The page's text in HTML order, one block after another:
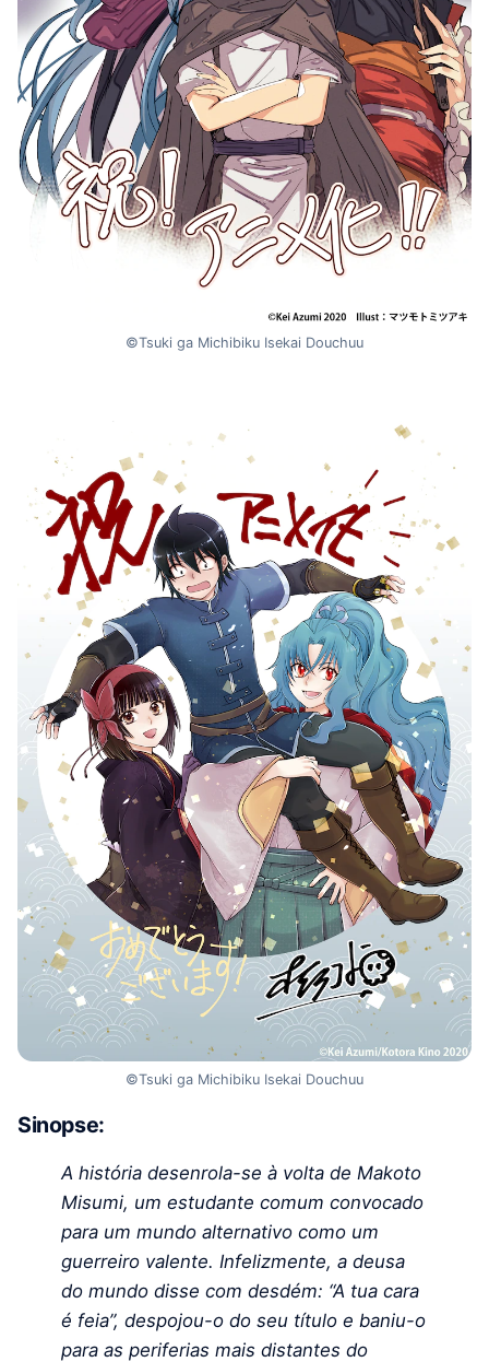
©Tsuki ga Michibiku Isekai Douchuu
©Tsuki ga Michibiku Isekai Douchuu
Sinopse:
A história desenrola-se à volta de Makoto
Misumi, um estudante comum convocado
para um mundo alternativo como um
guerreiro valente. Infelizmente, a deusa
do mundo disse com desdém: “A tua cara
é feia”, despojou-o do seu título e baniu-o
para as periferias mais distantes do